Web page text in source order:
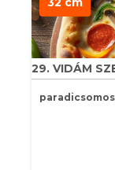
29. VIDÁM